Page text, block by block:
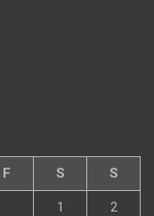
F S S
1 2